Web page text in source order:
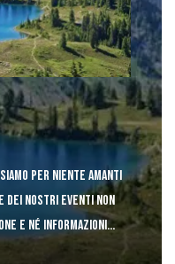
per niente amanti
dei nostri eventi non
e né informazioni
dal nostro punto di